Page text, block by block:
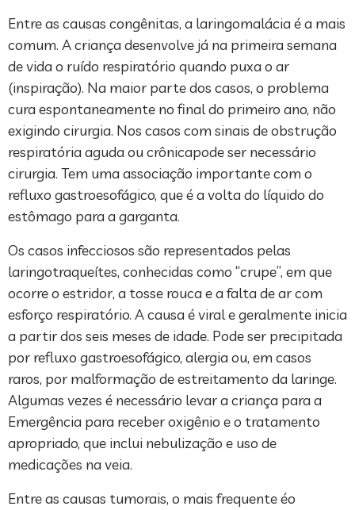
Entre as causas congênitas, a laringomalácia é a mais
comum. A criança desenvolve já na primeira semana
de vida o ruído respiratório quando puxa o ar
(inspiração). Na maior parte dos casos, o problema
cura espontaneamente no final do primeiro ano, não
exigindo cirurgia. Nos casos com sinais de obstrução
respiratória aguda ou crônicapode ser necessário
cirurgia. Tem uma associação importante com o
refluxo gastroesofágico, que é a volta do líquido do
estômago para a garganta.
Os casos infecciosos são representados pelas
laringotraqueítes, conhecidas como “crupe”, em que
ocorre o estridor, a tosse rouca e a falta de ar com
esforço respiratório. A causa é viral e geralmente inicia
a partir dos seis meses de idade. Pode ser precipitada
por refluxo gastroesofágico, alergia ou, em casos
raros, por malformação de estreitamento da laringe.
Algumas vezes é necessário levar a criança para a
Emergência para receber oxigênio e o tratamento
apropriado, que inclui nebulização e uso de
medicações na veia.
Entre as causas tumorais, o mais frequente éo